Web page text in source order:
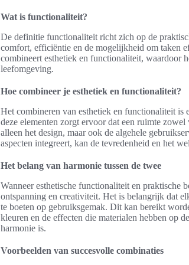
Wat is functionaliteit?
De definitie functionaliteit richt zich op de
comfort, efficiëntie en de mogelijkheid om taken
combineert esthetiek en functionaliteit, waardoor
leefomgeving.
Hoe combineer je esthetiek en functionaliteit?
Het combineren van esthetiek en functionaliteit is
deze elementen zorgt ervoor dat een ruimte
alleen het design, maar ook de algehele
aspecten integreert, kan de tevredenheid en het
Het belang van harmonie tussen de twee
Wanneer esthetische functionaliteit en praktische
ontspanning en creativiteit. Het is belangrijk dat
te boeten op gebruiksgemak. Dit kan bereikt
kleuren en de effecten die materialen hebben op
harmonie is.
Voorbeelden van succesvolle combinaties